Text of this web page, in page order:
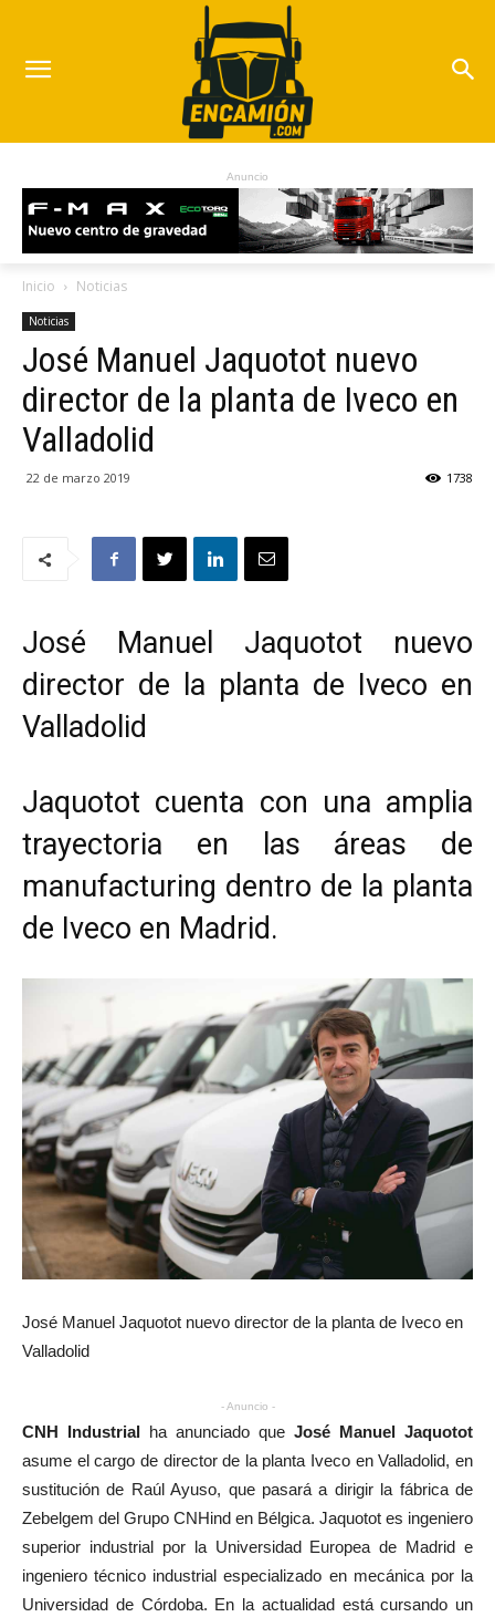
Anuncio
Inicio Noticias
Noticias
José Manuel Jaquotot nuevo
director de la planta de Iveco en
Valladolid
22 de marzo 2019 1738
José Manuel Jaquotot nuevo
director de la planta de Iveco en
Valladolid
Jaquotot cuenta con una amplia
trayectoria en las áreas de
manufacturing dentro de la planta
de Iveco en Madrid.
José Manuel Jaquotot nuevo director de la planta de Iveco en
Valladolid
- Anuncio -
CNH Industrial ha anunciado que José Manuel Jaquotot
asume el cargo de director de la planta Iveco en Valladolid, en
sustitución de Raúl Ayuso, que pasará a dirigir la fábrica de
Zebelgem del Grupo CNHind en Bélgica. Jaquotot es ingeniero
superior industrial por la Universidad Europea de Madrid e
ingeniero técnico industrial especializado en mecánica por la
Universidad de Córdoba. En la actualidad está cursando un